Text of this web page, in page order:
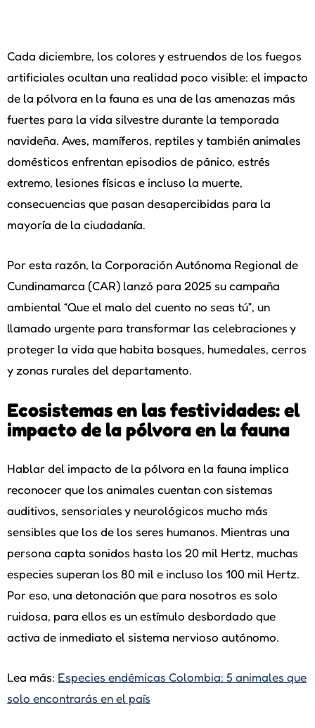
Cada diciembre, los colores y estruendos de los fuegos
artificiales ocultan una realidad poco visible: el impacto
de la pólvora en la fauna es una de las amenazas más
fuertes para la vida silvestre durante la temporada
navideña. Aves, mamíferos, reptiles y también animales
domésticos enfrentan episodios de pánico, estrés
extremo, lesiones físicas e incluso la muerte,
consecuencias que pasan desapercibidas para la
mayoría de la ciudadanía.
Por esta razón, la Corporación Autónoma Regional de
Cundinamarca (CAR) lanzó para 2025 su campaña
ambiental “Que el malo del cuento no seas tú”, un
llamado urgente para transformar las celebraciones y
proteger la vida que habita bosques, humedales, cerros
y zonas rurales del departamento.
Ecosistemas en las festividades: el
impacto de la pólvora en la fauna
Hablar del impacto de la pólvora en la fauna implica
reconocer que los animales cuentan con sistemas
auditivos, sensoriales y neurológicos mucho más
sensibles que los de los seres humanos. Mientras una
persona capta sonidos hasta los 20 mil Hertz, muchas
especies superan los 80 mil e incluso los 100 mil Hertz.
Por eso, una detonación que para nosotros es solo
ruidosa, para ellos es un estímulo desbordado que
activa de inmediato el sistema nervioso autónomo.
Lea más: Especies endémicas Colombia: 5 animales que
solo encontrarás en el país